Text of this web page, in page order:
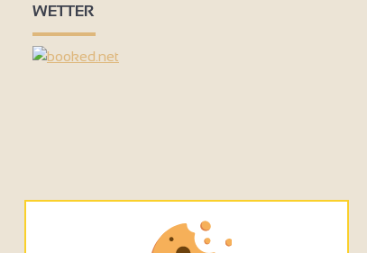
WETTER